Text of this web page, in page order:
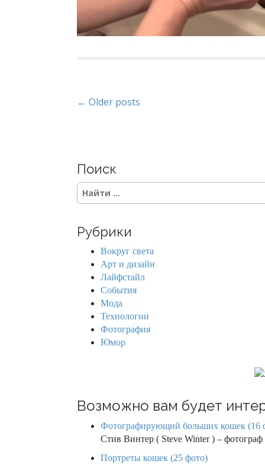
P
t
s
n
a
o
← Older posts
Поиск
S
e
c
Рубрики
Вокруг света
Арт и дизайн
Лайфстайл
События
Мода
Технологии
Фотография
Юмор
Возможно вам будет
Фотографирующий больших кошек (16
Стив Винтер ( Steve Winter ) –
Портреты кошек (25 фото)